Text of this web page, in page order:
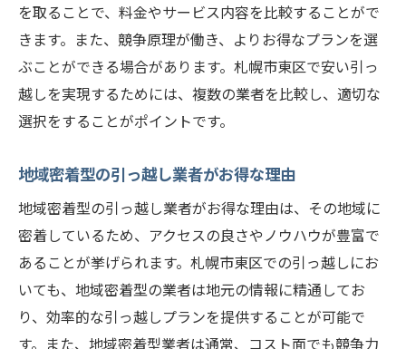
を取ることで、料金やサービス内容を比較することがで
きます。また、競争原理が働き、よりお得なプランを選
ぶことができる場合があります。札幌市東区で安い引っ
越しを実現するためには、複数の業者を比較し、適切な
選択をすることがポイントです。
地域密着型の引っ越し業者がお得な理由
地域密着型の引っ越し業者がお得な理由は、その地域に
密着しているため、アクセスの良さやノウハウが豊富で
あることが挙げられます。札幌市東区での引っ越しにお
いても、地域密着型の業者は地元の情報に精通してお
り、効率的な引っ越しプランを提供することが可能で
す。また、地域密着型業者は通常、コスト面でも競争力